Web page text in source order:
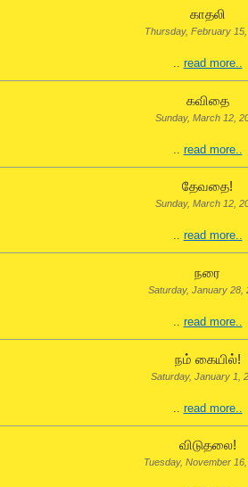
காதலி
Thursday, February
.. read more..
கவிதை
Sunday, March 12,
.. read more..
தேவதை!
Sunday, March 12,
.. read more..
நரை
Saturday, January 28,
.. read more..
நம் கையில்!
Saturday, January 1,
read more..
விடுதலை!
Tuesday, November